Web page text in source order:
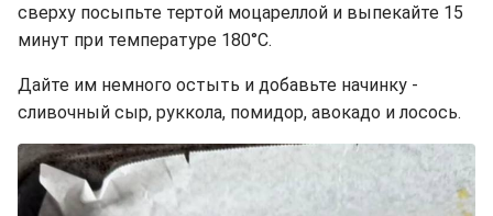
сверху посыпьте тертой моцареллой и выпекайте 15
минут при температуре 180°C.
Дайте им немного остыть и добавьте начинку -
сливочный сыр, руккола, помидор, авокадо и лосось.